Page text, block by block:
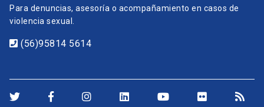
Para denuncias, asesoría o acompañamiento en casos de
violencia sexual.
(56)95814 5614